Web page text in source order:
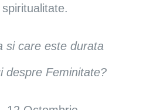
si care este durata
despre Feminitate?